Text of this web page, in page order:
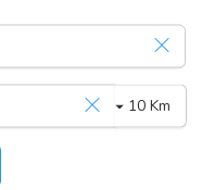
10 Km